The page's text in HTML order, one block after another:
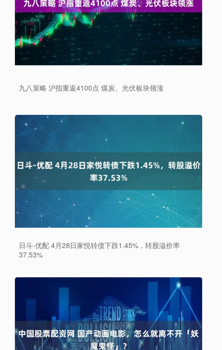
九八策略 沪指重返4100点 煤炭、光伏板块领涨
日斗-优配 4月28日家悦转债下跌1.45%，转股溢价率
37.53%